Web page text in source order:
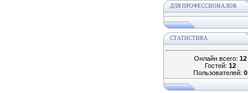
ДЛЯ ПРОФЕССИОНАЛОВ
СТАТИСТИКА
Онлайн всего: 12
Гостей: 12
Пользователей: 0